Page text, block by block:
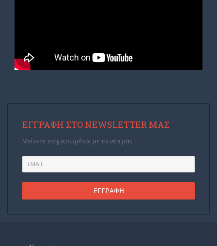
ΕΓΓΡΑΦΉ ΣΤΟ NEWSLETTER ΜΑΣ
Μείνετε ενημερωμένοι με τα νέα μας